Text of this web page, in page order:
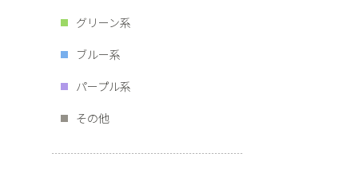
グリーン系
ブルー系
パープル系
その他